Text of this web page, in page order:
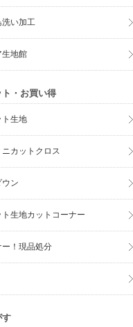
洗い加工
生地館
・お買い得
ト生地
カットクロス
ウン
ト生地カットコーナー
ー！現品処分
す